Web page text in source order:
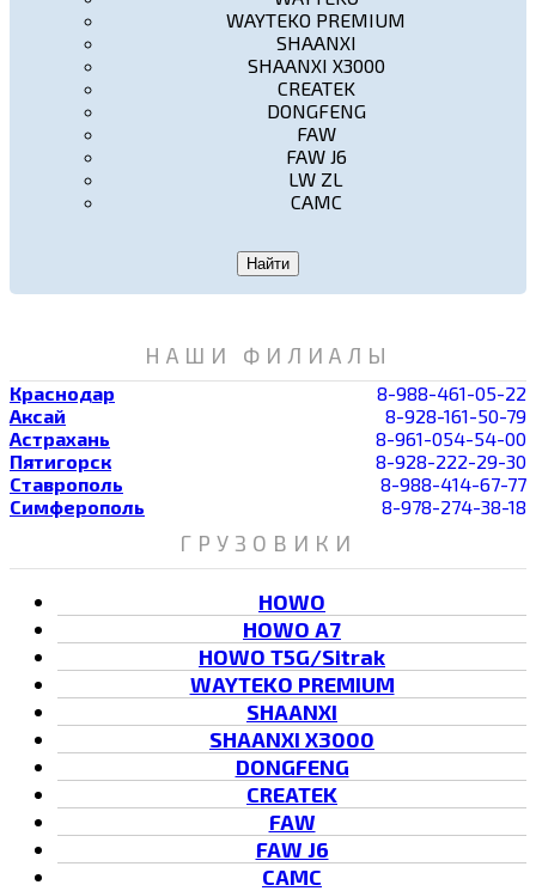
WAYTEKO PREMIUM
SHAANXI
SHAANXI X3000
CREATEK
DONGFENG
FAW
FAW J6
LW ZL
CAMC
Найти
НАШИ ФИЛИАЛЫ
Краснодар
8-988-461-05-22
Аксай
8-928-161-50-79
Астрахань
8-961-054-54-00
Пятигорск
8-928-222-29-30
Ставрополь
8-988-414-67-77
Симферополь
8-978-274-38-18
ГРУЗОВИКИ
HOWO
HOWO A7
HOWO T5G/Sitrak
WAYTEKO PREMIUM
SHAANXI
SHAANXI X3000
DONGFENG
CREATEK
FAW
FAW J6
CAMC